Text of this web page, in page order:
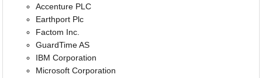
Accenture PLC
Earthport Plc
Factom Inc.
GuardTime AS
IBM Corporation
Microsoft Corporation